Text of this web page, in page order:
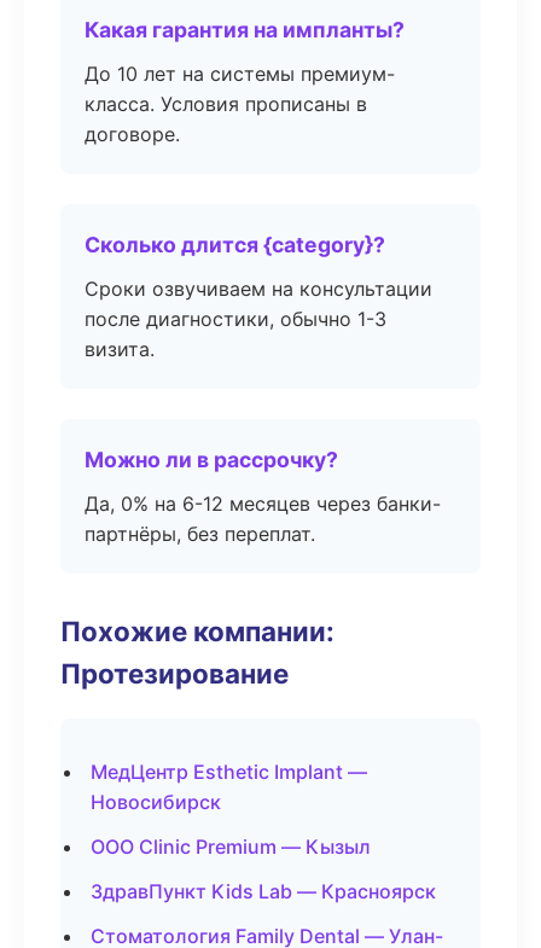
Какая гарантия на импланты?
До 10 лет на системы премиум-
класса. Условия прописаны в
договоре.
Сколько длится {category}?
Сроки озвучиваем на консультации
после диагностики, обычно 1-3
визита.
Можно ли в рассрочку?
Да, 0% на 6-12 месяцев через банки-
партнёры, без переплат.
Похожие компании:
Протезирование
МедЦентр Esthetic Implant —
Новосибирск
ООО Clinic Premium — Кызыл
ЗдравПункт Kids Lab — Красноярск
Стоматология Family Dental — Улан-